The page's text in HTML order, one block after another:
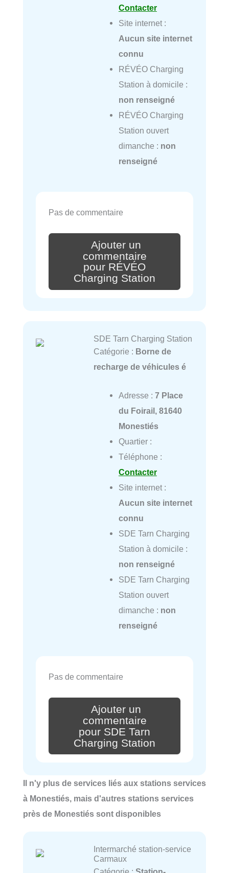
Contacter
Site internet :
Aucun site internet
connu
RÉVÉO Charging
Station à domicile :
non renseigné
RÉVÉO Charging
Station ouvert
dimanche : non
renseigné
Pas de commentaire
Ajouter un
commentaire
pour RÉVÉO
Charging Station
SDE Tarn Charging Station
Catégorie : Borne de
recharge de véhicules é
Adresse : 7 Place
du Foirail, 81640
Monestiés
Quartier :
Téléphone :
Contacter
Site internet :
Aucun site internet
connu
SDE Tarn Charging
Station à domicile :
non renseigné
SDE Tarn Charging
Station ouvert
dimanche : non
renseigné
Pas de commentaire
Ajouter un
commentaire
pour SDE Tarn
Charging Station
Il n'y plus de services liés aux stations services
à Monestiés, mais d'autres stations services
près de Monestiés sont disponibles
Intermarché station-service
Carmaux